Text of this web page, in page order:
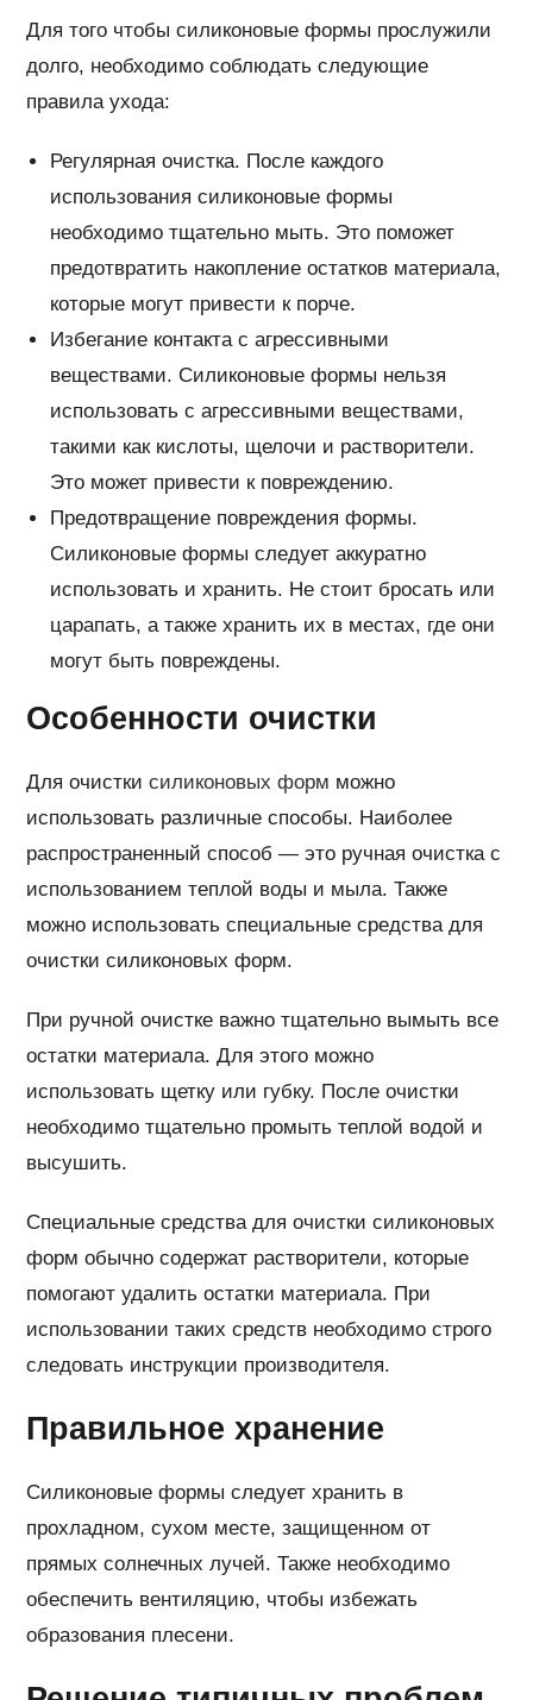
Для того чтобы силиконовые формы прослужили
долго, необходимо соблюдать следующие
правила ухода:
Регулярная очистка. После каждого
использования силиконовые формы
необходимо тщательно мыть. Это поможет
предотвратить накопление остатков материала,
которые могут привести к порче.
Избегание контакта с агрессивными
веществами. Силиконовые формы нельзя
использовать с агрессивными веществами,
такими как кислоты, щелочи и растворители.
Это может привести к повреждению.
Предотвращение повреждения формы.
Силиконовые формы следует аккуратно
использовать и хранить. Не стоит бросать или
царапать, а также хранить их в местах, где они
могут быть повреждены.
Особенности очистки
Для очисткисиликоновых форм можно
использовать различные способы. Наиболее
распространенный способ — это ручная очистка с
использованием теплой воды и мыла. Также
можно использовать специальные средства для
очистки силиконовых форм.
При ручной очистке важно тщательно вымыть все
остатки материала. Для этого можно
использовать щетку или губку. После очистки
необходимо тщательно промыть теплой водой и
высушить.
Специальные средства для очистки силиконовых
форм обычно содержат растворители, которые
помогают удалить остатки материала. При
использовании таких средств необходимо строго
следовать инструкции производителя.
Правильное хранение
Силиконовые формы следует хранить в
прохладном, сухом месте, защищенном от
прямых солнечных лучей. Также необходимо
обеспечить вентиляцию, чтобы избежать
образования плесени.